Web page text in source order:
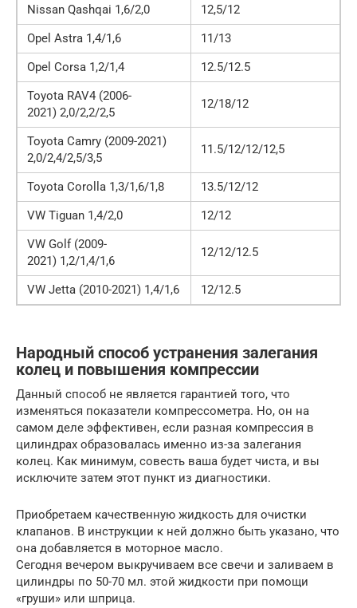
Nissan Qashqai 1,6/2,0
12,5/12
Opel Astra 1,4/1,6
11/13
Opel Corsa 1,2/1,4
12.5/12.5
Toyota RAV4 (2006-
2021) 2,0/2,2/2,5
12/18/12
Toyota Camry (2009-2021)
2,0/2,4/2,5/3,5
11.5/12/12/12,5
Toyota Corolla 1,3/1,6/1,8
13.5/12/12
VW Tiguan 1,4/2,0
12/12
VW Golf (2009-
2021) 1,2/1,4/1,6
12/12/12.5
VW Jetta (2010-2021) 1,4/1,6 12/12.5
Народный способ устранения залегания
колец и повышения компрессии
Данный способ не является гарантией того, что
изменяться показатели компрессометра. Но, он на
самом деле эффективен, если разная компрессия в
цилиндрах образовалась именно из-за залегания
колец. Как минимум, совесть ваша будет чиста, и вы
исключите затем этот пункт из диагностики.
Приобретаем качественную жидкость для очистки
клапанов. В инструкции к ней должно быть указано, что
она добавляется в моторное масло.
Сегодня вечером выкручиваем все свечи и заливаем в
цилиндры по 50-70 мл. этой жидкости при помощи
«груши» или шприца.